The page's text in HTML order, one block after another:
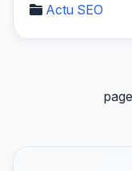
Actu SEO